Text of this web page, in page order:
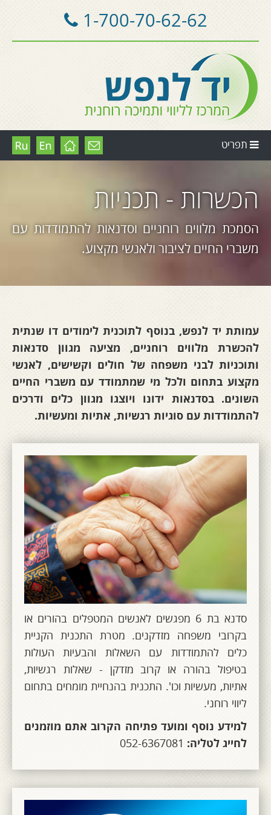
1-700-70-62-62
תפריט
הכשרות - תכניות
הסמכת מלווים רוחניים וסדנאות להתמודדות עם
משברי החיים לציבור ולאנשי מקצוע.
עמותת יד לנפש, בנוסף לתוכנית לימודים דו שנתית
להכשרת מלווים רוחניים, מציעה מגוון סדנאות
ותוכניות לבני משפחה של חולים וקשישים, לאנשי
מקצוע בתחום ולכל מי שמתמודד עם משברי החיים
השונים. בסדנאות ידונו ויוצגו מגוון כלים ודרכים
להתמודדות עם סוגיות רגשיות, אתיות ומעשיות.
סדנא בת 6 מפגשים לאנשים המטפלים בהורים או
בקרובי משפחה מזדקנים. מטרת התכנית הקניית
כלים להתמודדות עם השאלות והבעיות העולות
בטיפול בהורה או קרוב מזדקן - שאלות רגשיות,
אתיות, מעשיות וכו'. התכנית בהנחיית מומחים בתחום
ליווי רוחני.
למידע נוסף ומועד פתיחה הקרוב אתם מוזמנים
לחייג לטליה: 052-6367081